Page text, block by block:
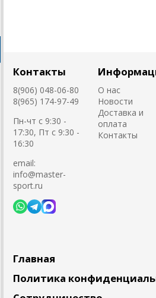
Контакты
8(906) 048-06-80
8(965) 174-97-49
Пн-чт с 9:30 -
17:30, Пт с 9:30 -
16:30
email:
info@master-
sport.ru
О нас
Новости
Доставка и
оплата
Контакты
Главная
Политика